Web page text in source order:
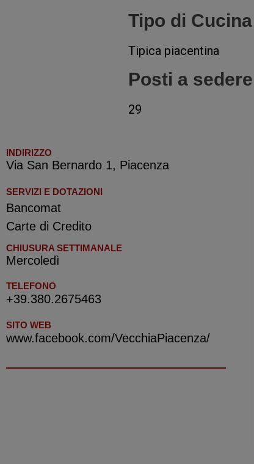
Tipo di Cucina
Tipica piacentina
Posti a
29
INDIRIZZO
Via San Bernardo 1, Piacenza
SERVIZI E DOTAZIONI
Bancomat
Carte di Credito
CHIUSURA SETTIMANALE
Mercoledì
TELEFONO
+39.380.2675463
SITO WEB
www.facebook.com/VecchiaPiacenza/